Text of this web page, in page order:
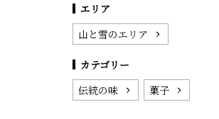
エリア
山と雪のエリア
カテゴリー
伝統の味
菓子